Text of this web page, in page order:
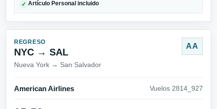
✓ Artículo Personal incluido
REGRESO
NYC → SAL
Nueva York → San Salvador
AA
American Airlines Vuelos 2814_927